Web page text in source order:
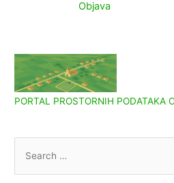
Objava
PORTAL PROSTORNIH PODATAKA